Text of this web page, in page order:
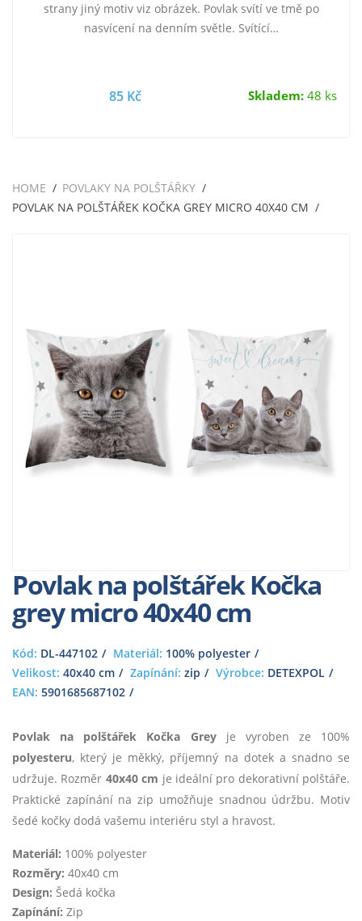
strany jiný motiv viz obrázek. Povlak svítí ve tmě po
nasvícení na denním světle. Svítící…
85 Kč Skladem:48 ks
HOME
POVLAKY NA POLŠTÁŘKY
POVLAK NA POLŠTÁŘEK KOČKA GREY MICRO 40X40 CM
Povlak na polštářek Kočka
grey micro 40x40 cm
Kód: DL-447102 Materiál: 100% polyester
Velikost: 40x40 cm Zapínání: zip Výrobce: DETEXPOL
EAN: 5901685687102
Povlak na polštářek Kočka Greyje vyroben ze 100%
polyesteru, který je měkký, příjemný na dotek a snadno se
udržuje. Rozměr 40x40 cm je ideální pro dekorativní polštáře.
Praktické zapínání na zip umožňuje snadnou údržbu. Motiv
šedé kočky dodá vašemu interiéru styl a hravost.
Materiál: 100% polyester
Rozměry: 40x40 cm
Design: Šedá kočka
Zapínání: Zip